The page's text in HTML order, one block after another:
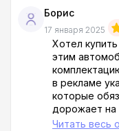
Борис
17 января 2025
Хотел
этим
в рекламе
которые
дорожает на
Читать весь